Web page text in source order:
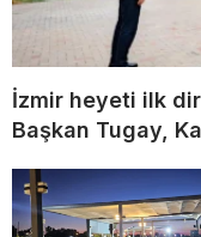
İzmir heyeti ilk
Başkan Tugay,